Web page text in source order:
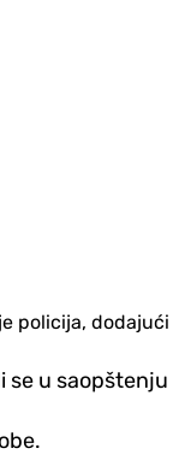
policija,
se u